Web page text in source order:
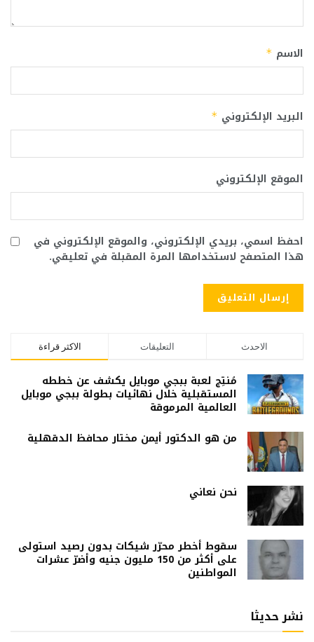
الاسم *
البريد الإلكتروني *
الموقع الإلكتروني
احفظ اسمي، بريدي الإلكتروني، والموقع الإلكتروني في
هذا المتصفح لاستخدامها المرة المقبلة في تعليقي.
الاكثر قراءة التعليقات الاحدث
مُنتِج لعبة ببجي موبايل يكشف عن خططه
المستقبلية خلال نهائيات بطولة ببجي موبايل
العالمية المرموقة
من هو الدكتور أيمن مختار محافظ الدقهلية
نحن نعاني
سقوط أخطر محرّر شيكات بدون رصيد استولى
على أكثر من 150 مليون جنيه وأضرّ عشرات
المواطنين
نشر حديثا